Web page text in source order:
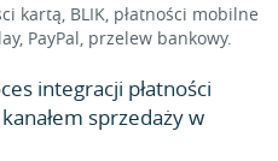
kartą, BLIK, płatności mobilne
PayPal, przelew bankowy.
integracji płatności
sprzedaży w